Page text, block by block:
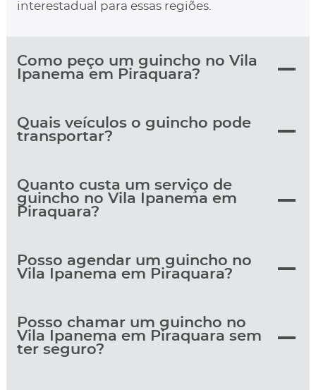
interestadual para essas regiões.
Como peço um guincho no Vila
Ipanema em Piraquara?
Quais veículos o guincho pode
transportar?
Quanto custa um serviço de
guincho no Vila Ipanema em
Piraquara?
Posso agendar um guincho no
Vila Ipanema em Piraquara?
Posso chamar um guincho no
Vila Ipanema em Piraquara sem
ter seguro?